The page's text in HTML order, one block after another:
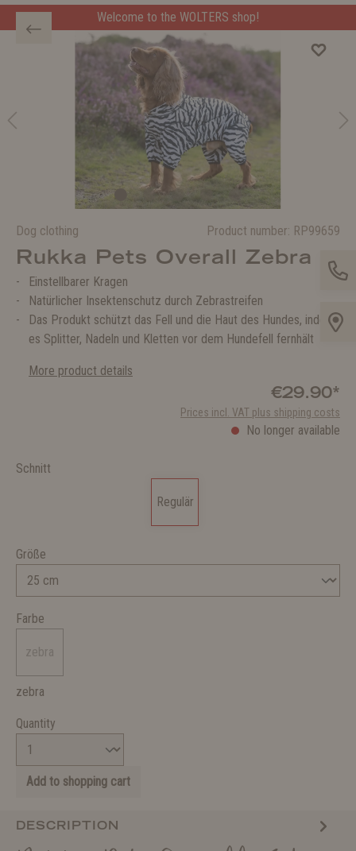
Welcome to the WOLTERS shop!
Dog clothing Product number: RP99659
Rukka Pets Overall Zebra
Einstellbarer Kragen
Natürlicher Insektenschutz durch Zebrastreifen
Das Produkt schützt das Fell und die Haut des Hundes, indem
es Splitter, Nadeln und Kletten vor dem Hundefell fernhält
More product details
€29.90*
Prices incl. VAT plus shipping costs
No longer available
Schnitt
Regulär
Größe
Farbe
zebra
zebra
Quantity
Add to shopping cart
DESCRIPTION